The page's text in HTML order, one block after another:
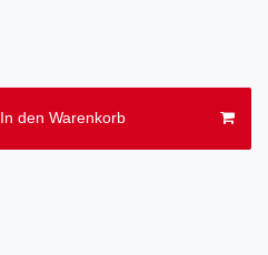
In den Warenkorb